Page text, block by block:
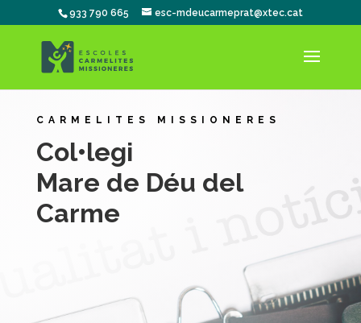
933 790 665 esc-mdeucarmeprat@xtec.cat
CARMELITES MISSIONERES
Col•legi
Mare de Déu del
Carme